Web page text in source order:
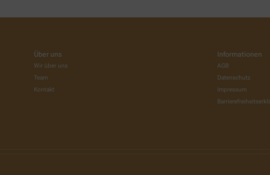
Über uns
Wir über uns
Team
Kontakt
Informationen
AGB
Datenschutz
Impressum